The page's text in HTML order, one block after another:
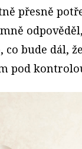
přesně
bude dál,
pod